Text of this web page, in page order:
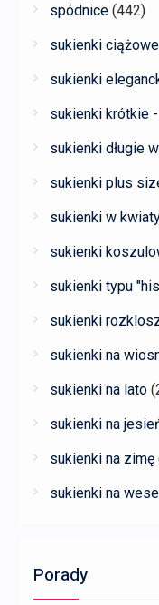
spódnice (442)
sukienki ciążowe
sukienki
sukienki krótkie
sukienki długie
sukienki plus
sukienki w
sukienki
sukienki typu
sukienki
sukienki na
sukienki na lato
sukienki na
sukienki na zimę
sukienki na
Porady